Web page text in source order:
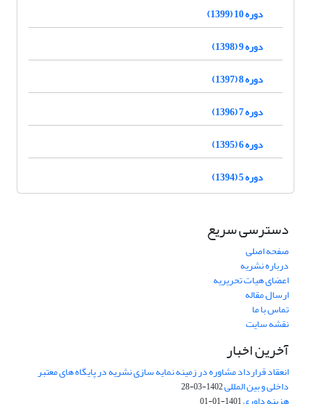
دوره 10 (1399)
دوره 9 (1398)
دوره 8 (1397)
دوره 7 (1396)
دوره 6 (1395)
دوره 5 (1394)
دسترسی سریع
صفحه اصلی
درباره نشریه
اعضای هیات تحریریه
ارسال مقاله
تماس با ما
نقشه سایت
آخرین اخبار
انعقاد قرارداد مشاوره در زمینه نمایه سازی نشریه در پایگاه های معتبر
داخلی و بین المللی1402-03-28